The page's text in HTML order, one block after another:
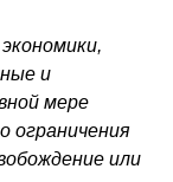
и
мере
ограничения
или